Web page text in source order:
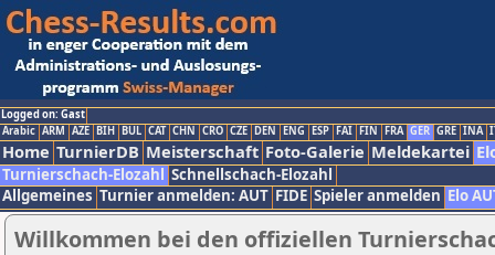
Logged on: Gast
Arabic ARM AZE BIH BUL CAT CHN CRO CZE DEN ENG ESP FAI FIN FRA GER GRE INA
Home TurnierDB Meisterschaft Foto-Galerie Meldekartei
Turnierschach-Elozahl Schnellschach-Elozahl
Allgemeines Turnier anmelden: AUT FIDE Spieler anmelden Elo
Willkommen bei den offiziellen